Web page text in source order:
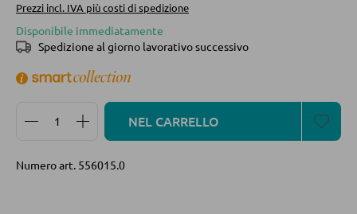
CASSETTIERE E SIDEBOARD
Cassettiere
Sideboard
Highboard
Lowboards
Prezzi incl. IVA più costi di spedizione
Disponibile immediatamente
Spedizione al giorno lavorativo successivo
Quantità del prodotto: inserisci la quantità
NEL CARRELLO
Numero art. 556015.0